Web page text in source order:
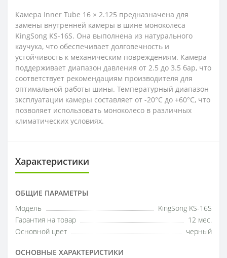
Камера Inner Tube 16 × 2.125 предназначена для
замены внутренней камеры в шине моноколеса
KingSong KS-16S. Она выполнена из натурального
каучука, что обеспечивает долговечность и
устойчивость к механическим повреждениям. Камера
поддерживает диапазон давления от 2.5 до 3.5 бар, что
соответствует рекомендациям производителя для
оптимальной работы шины. Температурный диапазон
эксплуатации камеры составляет от -20°C до +60°C, что
позволяет использовать моноколесо в различных
климатических условиях.
Характеристики
ОБЩИЕ ПАРАМЕТРЫ
Модель
KingSong KS-16S
Гарантия на товар
12 мес.
Основной цвет
черный
ОСНОВНЫЕ ХАРАКТЕРИСТИКИ